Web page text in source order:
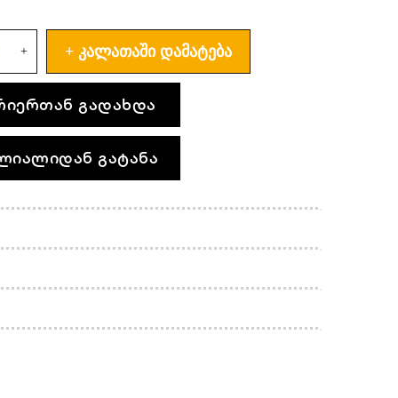
ᲙᲐᲚᲐᲗᲐᲨᲘ ᲓᲐᲛᲐᲢᲔᲑᲐ
გადახდა
გატანა